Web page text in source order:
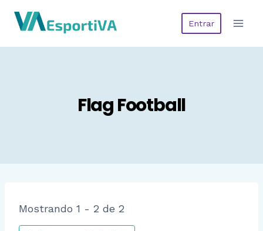
contenido
Entrar
Flag Football
Mostrando 1 - 2 de 2